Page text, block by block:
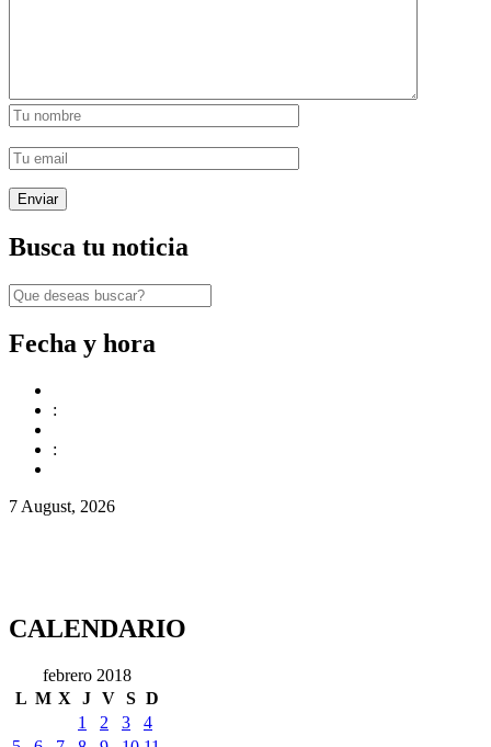
Busca tu noticia
Fecha y hora
:
:
7 August, 2026
CALENDARIO
febrero 2018
L M X J V S D
1
2 3
4